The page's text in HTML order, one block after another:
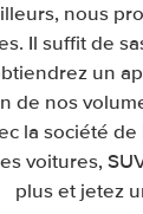
nous
Il suffit de
un
de nos
la société
voitures,
plus et jetez